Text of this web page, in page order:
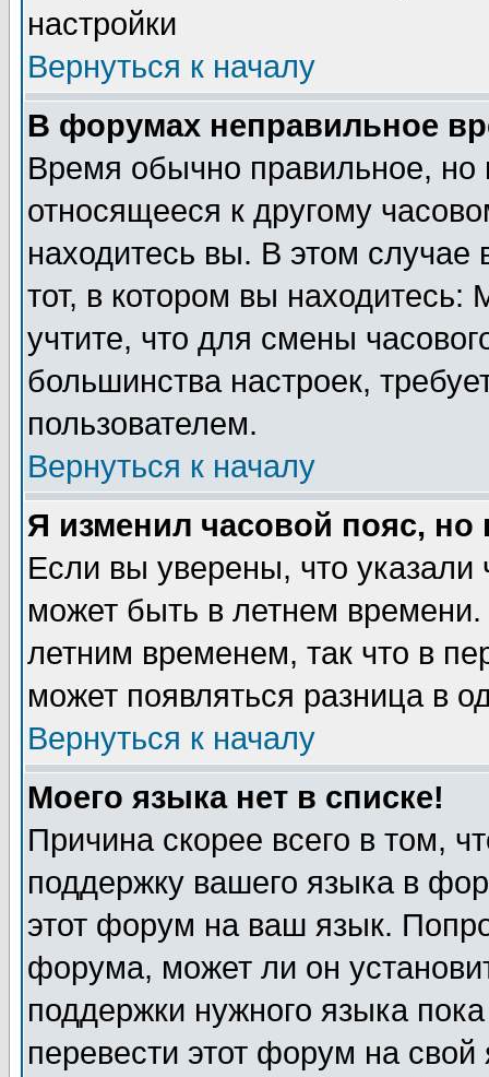
настройки
Вернуться к началу
В форумах неправильное
Время обычно правильное,
относящееся к другому
находитесь вы. В этом
тот, в котором вы
учтите, что для смены
большинства настроек,
пользователем.
Вернуться к началу
Я изменил часовой пояс,
Если вы уверены, что указали
может быть в летнем
летним временем, так что в
может появляться разница в
Вернуться к началу
Моего языка нет в списке!
Причина скорее всего в том,
поддержку вашего языка в
этот форум на ваш язык.
форума, может ли он
поддержки нужного языка
перевести этот форум на